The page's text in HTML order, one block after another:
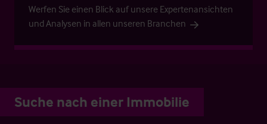
Werfen Sie einen Blick auf unsere Expertenansichten
und Analysen in allen unseren Branchen
Suche nach einer Immobilie